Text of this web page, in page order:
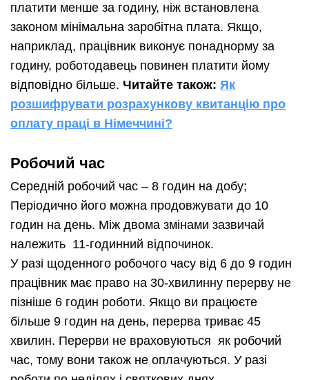
платити менше за годину, ніж встановлена
законом мінімальна заробітна плата. Якщо,
наприклад, працівник виконує понаднорму за
годину, роботодавець повинен платити йому
відповідно більше. Читайте також: Як
розшифрувати розрахункову квитанцію про
оплату праці в Німеччині?
Робочий час
Середній робочий час – 8 годин на добу;
Періодично його можна продовжувати до 10
годин на день. Між двома змінами зазвичай
належить 11-годинний відпочинок.
У разі щоденного робочого часу від 6 до 9 годин
працівник має право на 30-хвилинну перерву не
пізніше 6 годин роботи. Якщо ви працюєте
більше 9 годин на день, перерва триває 45
хвилин. Перерви не враховуються як робочий
час, тому вони також не оплачуються. У разі